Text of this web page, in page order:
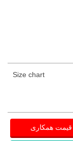
Size chart
قیمت همکاری